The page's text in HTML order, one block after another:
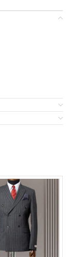
produit